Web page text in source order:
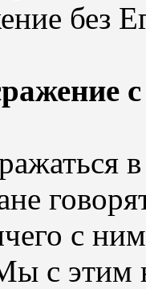
без
в
с
с этим